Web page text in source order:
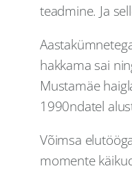
teadmine. Ja
hakkama sai
Mustamäe
1990ndatel
Võimsa
momente